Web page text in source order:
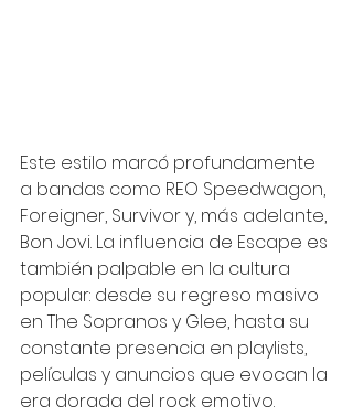
Este estilo marcó profundamente
a bandas como REO Speedwagon,
Foreigner, Survivor y, más adelante,
Bon Jovi. La influencia de Escape es
también palpable en la cultura
popular: desde su regreso masivo
en The Sopranos y Glee, hasta su
constante presencia en playlists,
películas y anuncios que evocan la
era dorada del rock emotivo.